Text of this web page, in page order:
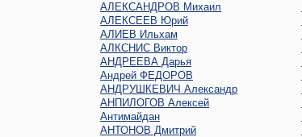
АЛЕКСАНДРОВ Михаил
АЛЕКСЕЕВ Юрий
АЛИЕВ Ильхам
АЛКСНИС Виктор
АНДРЕЕВА Дарья
Андрей ФЕДОРОВ
АНДРУШКЕВИЧ Александр
АНПИЛОГОВ Алексей
Антимайдан
АНТОНОВ Дмитрий